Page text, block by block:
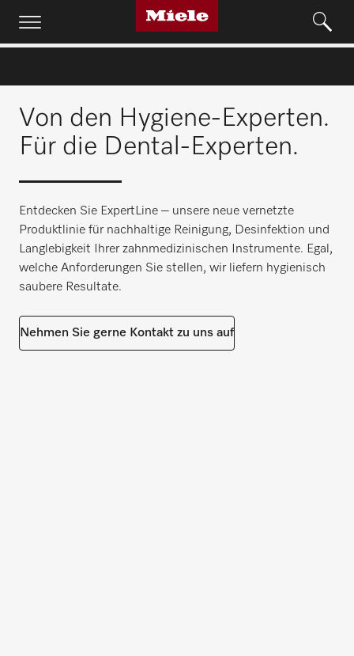
Von den Hygiene-Experten.
Für die Dental-Experten.
Entdecken Sie ExpertLine – unsere neue vernetzte
Produktlinie für nachhaltige Reinigung, Desinfektion und
Langlebigkeit Ihrer zahnmedizinischen Instrumente. Egal,
welche Anforderungen Sie stellen, wir liefern hygienisch
saubere Resultate.
Nehmen Sie gerne Kontakt zu uns auf